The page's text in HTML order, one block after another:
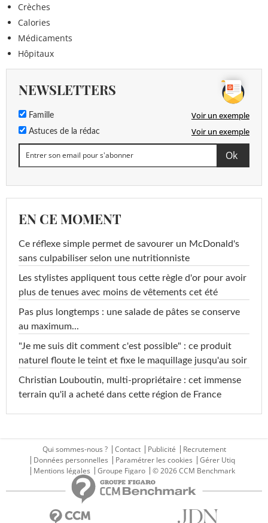
Crèches
Calories
Médicaments
Hôpitaux
NEWSLETTERS
Famille Voir un exemple
Astuces de la rédac Voir un exemple
EN CE MOMENT
Ce réflexe simple permet de savourer un McDonald's
sans culpabiliser selon une nutritionniste
Les stylistes appliquent tous cette règle d'or pour avoir
plus de tenues avec moins de vêtements cet été
Pas plus longtemps : une salade de pâtes se conserve
au maximum...
"Je me suis dit comment c'est possible" : ce produit
naturel floute le teint et fixe le maquillage jusqu'au soir
Christian Louboutin, multi-propriétaire : cet immense
terrain qu'il a acheté dans cette région de France
Qui sommes-nous ? Contact Publicité
Recrutement
Données personnelles
Paramétrer les cookies
Gérer Utiq
Mentions légales
Groupe Figaro © 2026 CCM Benchmark